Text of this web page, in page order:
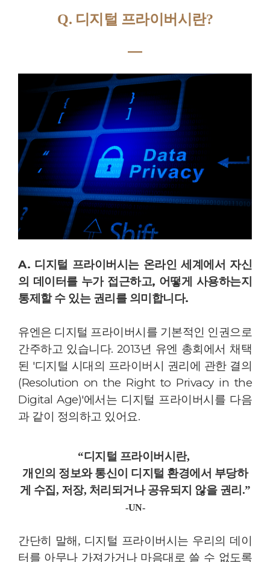
Q. 디지털 프라이버시란?
―
A. 디지털 프라이버시는 온라인 세계에서 자신
의 데이터를 누가 접근하고, 어떻게 사용하는지
통제할 수 있는 권리를 의미합니다.
유엔은 디지털 프라이버시를 기본적인 인권으로
간주하고 있습니다. 2013년 유엔 총회에서 채택
된 '디지털 시대의 프라이버시 권리에 관한 결의
(Resolution on the Right to Privacy in the
Digital Age)'에서는 디지털 프라이버시를 다음
과 같이 정의하고 있어요.
“디지털 프라이버시란,
개인의 정보와 통신이 디지털 환경에서 부당하
게 수집, 저장, 처리되거나 공유되지 않을 권리.”
-UN-
간단히 말해, 디지털 프라이버시는 우리의 데이
터를 아무나 가져가거나 마음대로 쓸 수 없도록